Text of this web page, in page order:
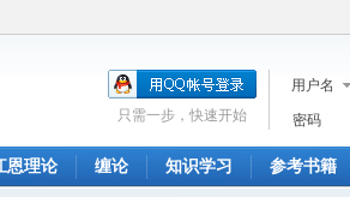
用户名
密码
只需一步，快速开始
恩理论 缠论 知识学习 参考书籍